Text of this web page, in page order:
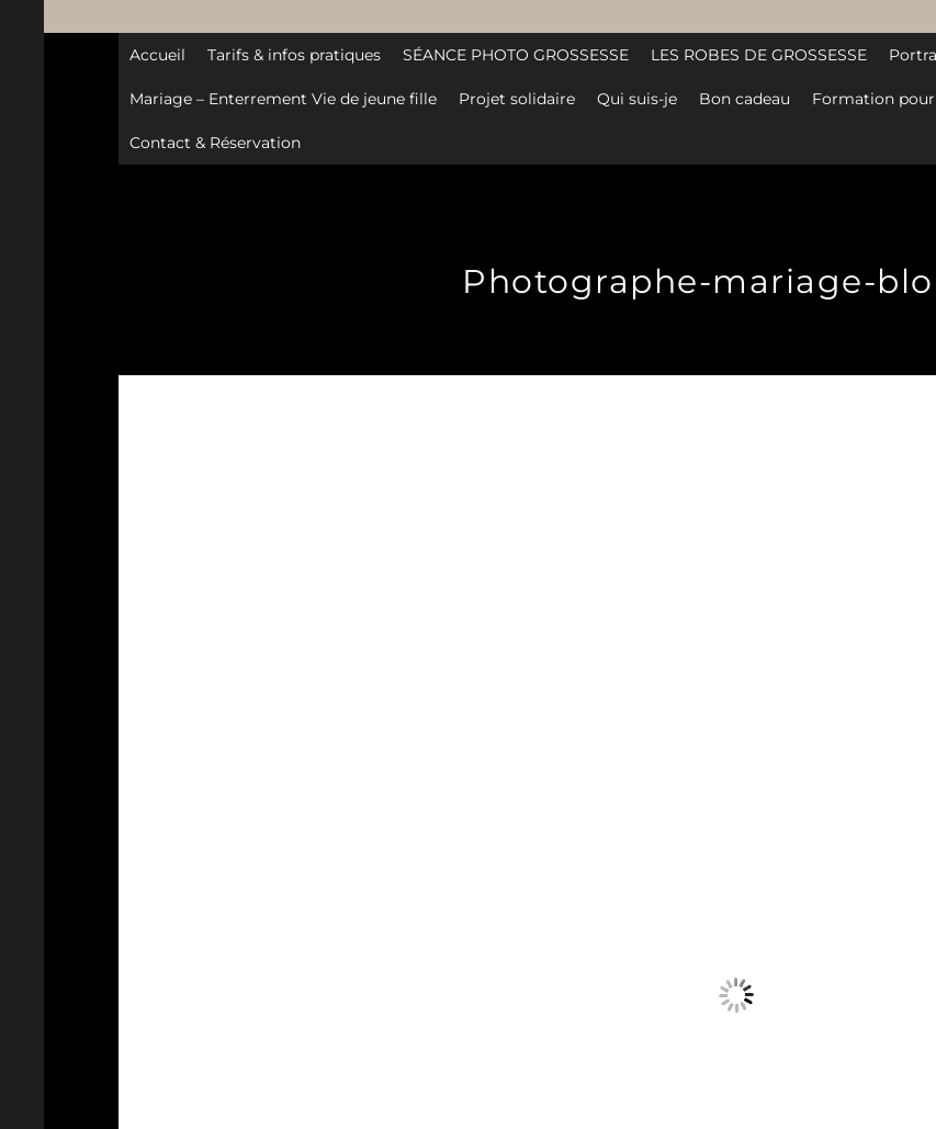
Accueil Tarifs & infos pratiques SÉANCE PHOTO GROSSESSE LES ROBES DE GROSSESSE
Mariage – Enterrement Vie de jeune fille Projet solidaire Qui suis-je Bon cadeau Formation
Contact & Réservation
Photographe-mariage-